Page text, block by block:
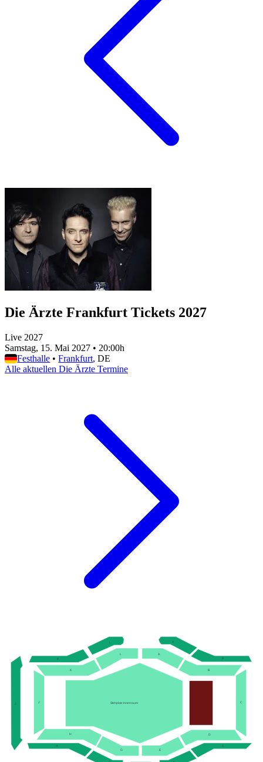
Die Ärzte Frankfurt Tickets 2027
Live 2027
Samstag, 15. Mai 2027 • 20:00h
Festhalle • Frankfurt, DE
Alle aktuellen Die Ärzte Termine
L
L
K
K
J
H
H
G E
D
D
C
B
B
A
A
Stehplatz Innenraum